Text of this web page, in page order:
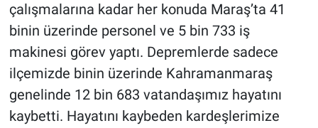
çalışmalarına kadar her konuda Maraş’ta 41
binin üzerinde personel ve 5 bin 733 iş
makinesi görev yaptı. Depremlerde sadece
ilçemizde binin üzerinde Kahramanmaraş
genelinde 12 bin 683 vatandaşımız hayatını
kaybetti. Hayatını kaybeden kardeşlerimize